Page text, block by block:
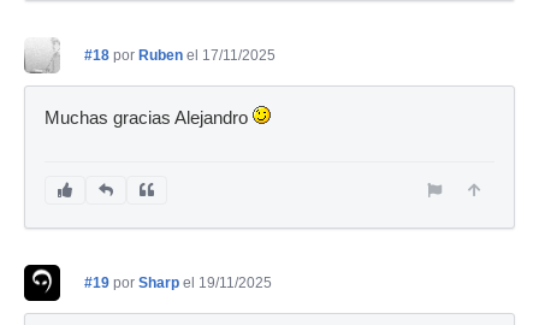
#18 por Ruben el 17/11/2025
Muchas gracias Alejandro
#19 por Sharp el 19/11/2025